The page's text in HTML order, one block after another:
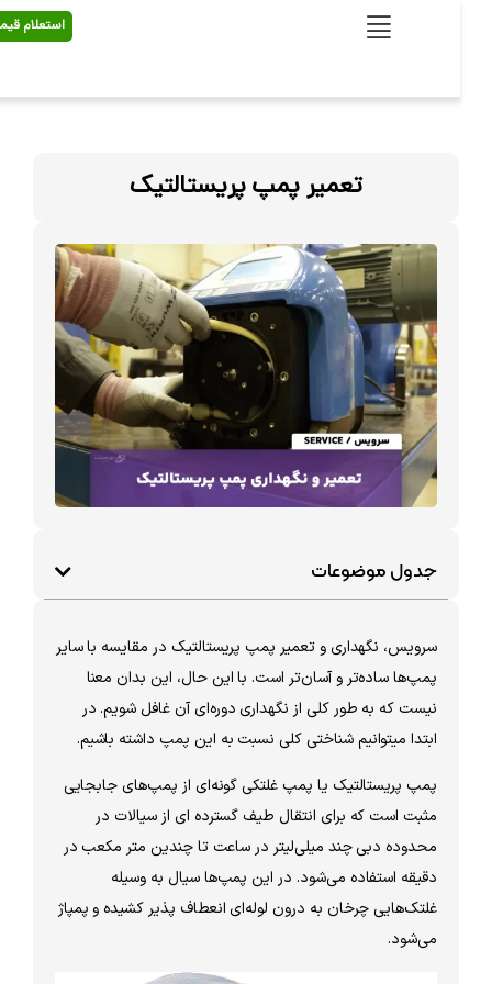
استعلام قیمت
تعمیر پمپ پریستالتیک
جدول موضوعات
سرویس، نگهداری و تعمیر پمپ پریستالتیک در مقایسه با سایر
پمپ‌ها ساده‌تر و آسان‌تر است. با این حال، این بدان معنا
نیست که به طور کلی از نگهداری دوره‌ای آن غافل شویم. در
ابتدا میتوانیم شناختی کلی نسبت به این پمپ داشته باشیم.
پمپ پریستالتیک یا پمپ غلتکی گونه‏‌ای از پمپ‌‏های جابجایی
مثبت است که برای انتقال طیف گسترده ای از سیالات در
محدوده دبی چند میلی‌‏لیتر در ساعت تا چندین متر مکعب در
دقیقه استفاده می‌‏شود. در این پمپ‌‏ها سیال به وسیله
غلتک‌هایی چرخان به درون لوله‌ای انعطاف پذیر کشیده و پمپاژ
می‌شود.